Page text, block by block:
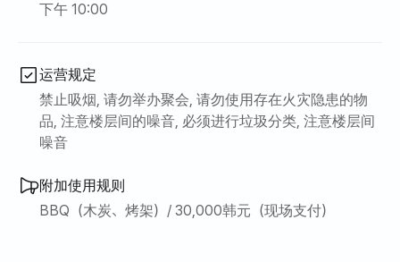
下午 10:00
运营规定
禁止吸烟, 请勿举办聚会, 请勿使用存在火灾隐患的物
品, 注意楼层间的噪音, 必须进行垃圾分类, 注意楼层间
噪音
附加使用规则
BBQ（木炭、烤架）/ 30,000韩元（现场支付）